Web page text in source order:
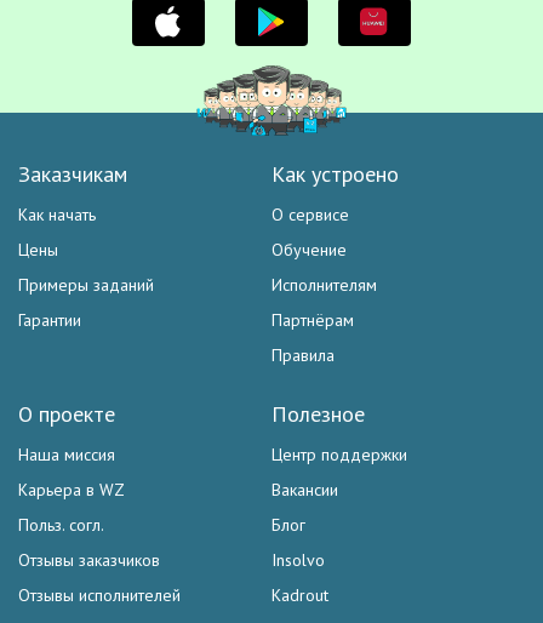
Заказчикам
Как начать
Цены
Примеры заданий
Гарантии
Как устроено
О сервисе
Обучение
Исполнителям
Партнёрам
Правила
Полезное
Центр поддержки
Вакансии
Блог
Insolvo
Kadrout
О проекте
Наша миссия
Карьера в WZ
Польз. согл.
Отзывы заказчиков
Отзывы исполнителей